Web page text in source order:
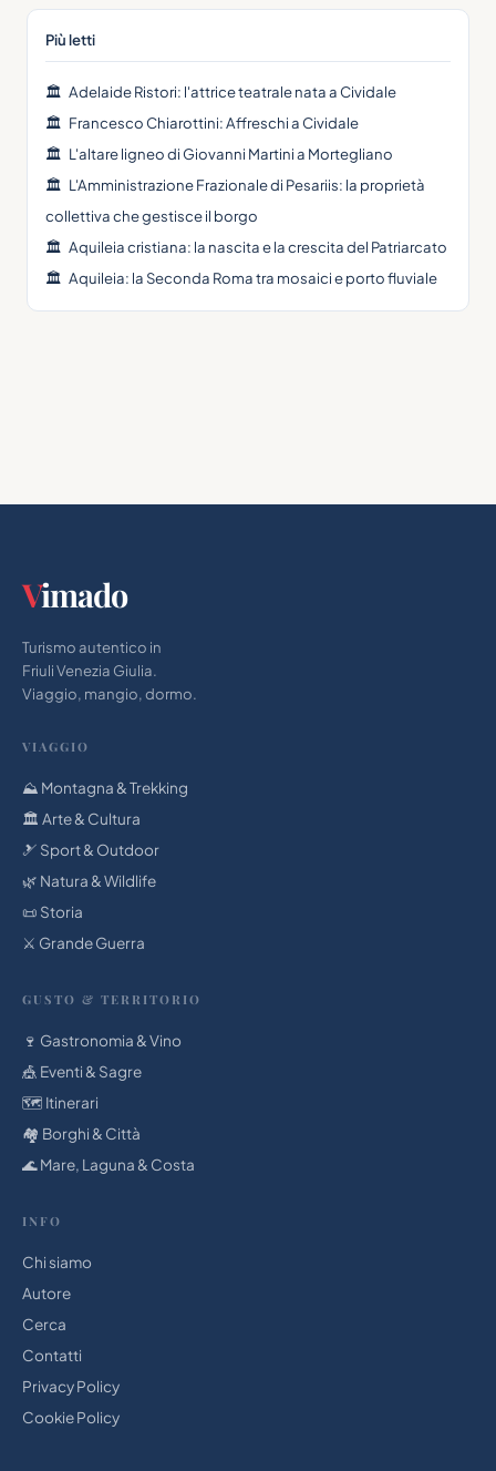
Più letti
🏛 Adelaide Ristori: l'attrice teatrale nata a Cividale
🏛 Francesco Chiarottini: Affreschi a Cividale
🏛 L'altare ligneo di Giovanni Martini a Mortegliano
🏛 L'Amministrazione Frazionale di Pesariis: la proprietà
collettiva che gestisce il borgo
🏛 Aquileia cristiana: la nascita e la crescita del Patriarcato
🏛 Aquileia: la Seconda Roma tra mosaici e porto fluviale
Vimado
Turismo autentico in
Friuli Venezia Giulia.
Viaggio, mangio, dormo.
VIAGGIO
⛰️ Montagna & Trekking
🏛 Arte & Cultura
🎿 Sport & Outdoor
🌿 Natura & Wildlife
📜 Storia
⚔️ Grande Guerra
GUSTO & TERRITORIO
🍷 Gastronomia & Vino
🎪 Eventi & Sagre
🗺️ Itinerari
🏘️ Borghi & Città
🌊 Mare, Laguna & Costa
INFO
Chi siamo
Autore
Cerca
Contatti
Privacy Policy
Cookie Policy